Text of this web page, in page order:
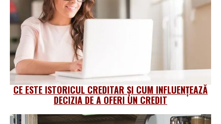
CE ESTE ISTORICUL CREDITAR ȘI CUM INFLUENȚEAZĂ
DECIZIA DE A OFERI UN CREDIT